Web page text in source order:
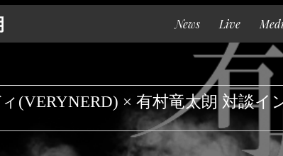
News Live
Top
News
Live
Media
(VERYNERD) × 有村竜太朗 対談イ